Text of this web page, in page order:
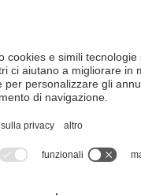
CIN +
Nova Levante